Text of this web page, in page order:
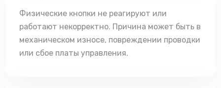
Физические кнопки не реагируют или
работают некорректно. Причина может быть в
механическом износе, повреждении проводки
или сбое платы управления.